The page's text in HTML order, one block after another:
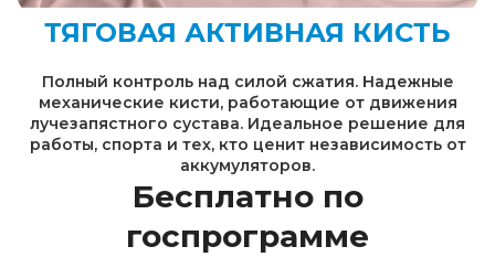
ТЯГОВАЯ АКТИВНАЯ КИСТЬ
Полный контроль над силой сжатия. Надежные
механические кисти, работающие от движения
лучезапястного сустава. Идеальное решение для
работы, спорта и тех, кто ценит независимость от
аккумуляторов.
Бесплатно по
госпрограмме